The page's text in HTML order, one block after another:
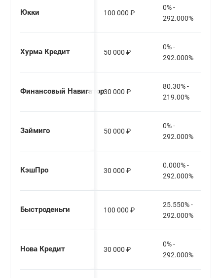
Юкки 100 000 ₽
0% -
292.000%
Хурма Кредит 50 000 ₽
0% -
292.000%
Финансовый Навигатор30 000 ₽
80.30% -
219.00%
Займиго 50 000 ₽
0% -
292.000%
КэшПро 30 000 ₽
0.000% -
292.000%
Быстроденьги 100 000 ₽
25.550% -
292.000%
Нова Кредит 30 000 ₽
0% -
292.000%